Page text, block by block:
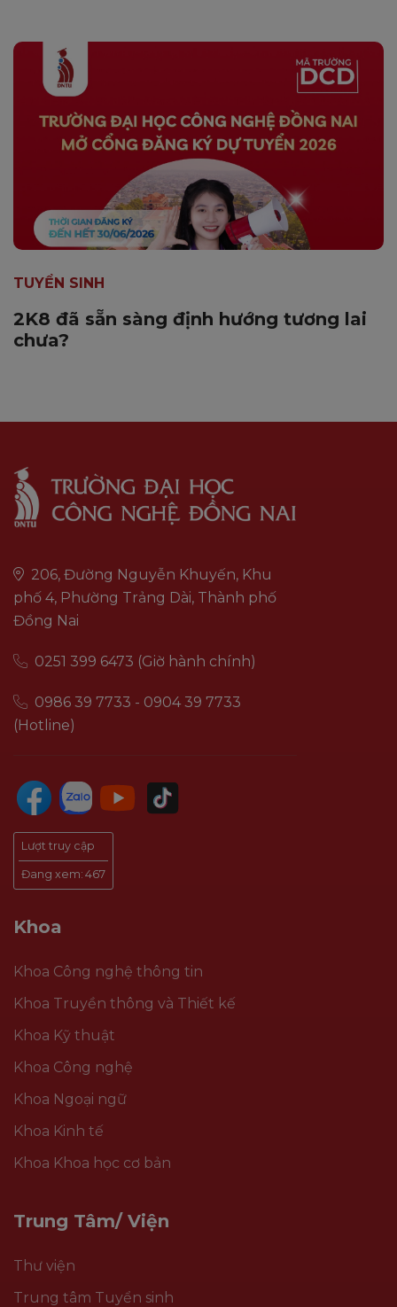
TUYỂN SINH
2K8 đã sẵn sàng định hướng tương lai
chưa?
206, Đường Nguyễn Khuyến, Khu
phố 4, Phường Trảng Dài, Thành phố
Đồng Nai
0251 399 6473 (Giờ hành chính)
0986 39 7733 - 0904 39 7733
(Hotline)
Lượt truy cập
Đang xem: 467
Khoa
Khoa Công nghệ thông tin
Khoa Truyền thông và Thiết kế
Khoa Kỹ thuật
Khoa Công nghệ
Khoa Ngoại ngữ
Khoa Kinh tế
Khoa Khoa học cơ bản
Trung Tâm/ Viện
Thư viện
Trung tâm Tuyển sinh